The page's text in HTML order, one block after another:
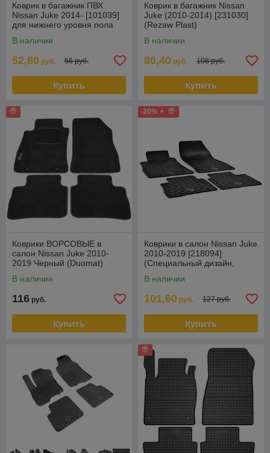
Коврик в багажник ПВХ
Nissan Juke 2014- [101039]
для нижнего уровня пола
В наличии
52,80 руб. 66 руб.
Купить
Коврик в багажник Nissan
Juke (2010-2014) [231030]
(Rezaw Plast)
В наличии
86,40 руб. 108 руб.
Купить
Коврики ВОРСОВЫЕ в
салон Nissan Juke 2010-
2019 Черный (Duomat)
В наличии
116 руб.
Купить
-20% +
Коврики в салон Nissan Juke
2010-2019 [218094]
(Специальный дизайн,
В наличии
101,60 руб. 127 руб.
Купить